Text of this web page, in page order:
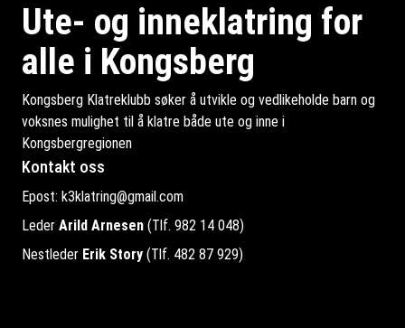
Ute- og inneklatring for
alle i Kongsberg
Kongsberg Klatreklubb søker å utvikle og vedlikeholde barn og
voksnes mulighet til å klatre både ute og inne i
Kongsbergregionen
Kontakt oss
Epost: k3klatring@gmail.com
Leder Arild Arnesen (Tlf. 982 14 048)
Nestleder Erik Story (Tlf. 482 87 929)